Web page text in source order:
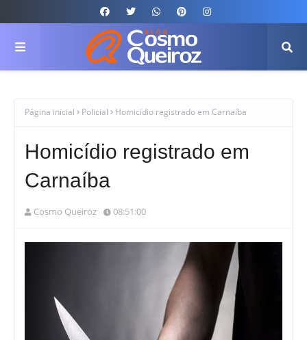
Página inicial Policial Homicídio registrado em Carnaíba
Homicídio registrado em
Carnaíba
Cosmo Queiroz 08:51:00